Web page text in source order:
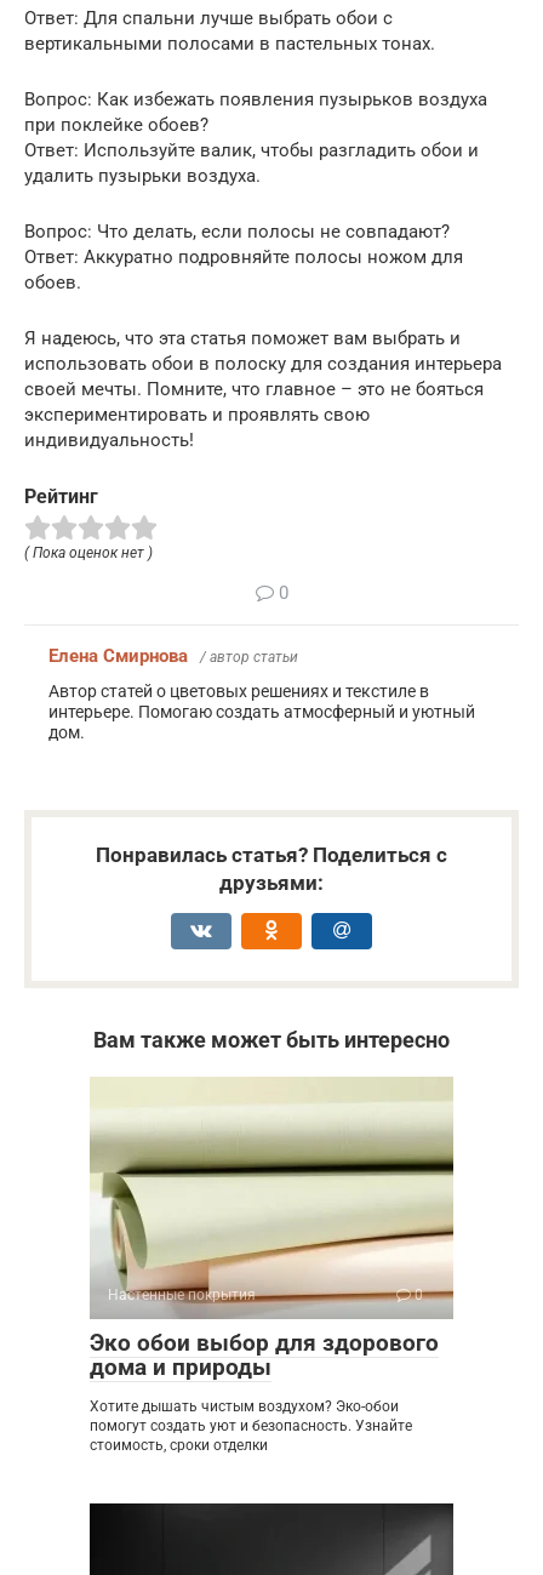
Ответ: Для спальни лучше выбрать обои с
вертикальными полосами в пастельных тонах.
Вопрос: Как избежать появления пузырьков воздуха
при поклейке обоев?
Ответ: Используйте валик, чтобы разгладить обои и
удалить пузырьки воздуха.
Вопрос: Что делать, если полосы не совпадают?
Ответ: Аккуратно подровняйте полосы ножом для
обоев.
Я надеюсь, что эта статья поможет вам выбрать и
использовать обои в полоску для создания интерьера
своей мечты. Помните, что главное – это не бояться
экспериментировать и проявлять свою
индивидуальность!
Рейтинг
( Пока оценок нет )
0
Елена Смирнова / автор статьи
Автор статей о цветовых решениях и текстиле в
интерьере. Помогаю создать атмосферный и уютный
дом.
Понравилась статья? Поделиться с
друзьями:
Вам также может быть интересно
Настенные покрытия 0
Эко обои выбор для здорового
дома и природы
Хотите дышать чистым воздухом? Эко-обои
помогут создать уют и безопасность. Узнайте
стоимость, сроки отделки